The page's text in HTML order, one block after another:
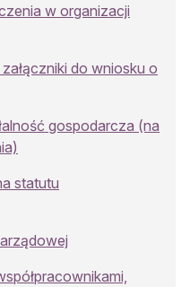
w organizacji
do wniosku o
gospodarcza (na
statutu